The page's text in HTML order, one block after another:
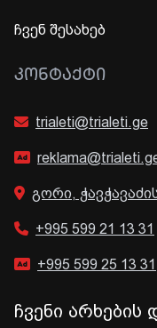
ჩვენ შესახებ
ᲙᲝᲜᲢᲐᲥᲢᲘ
trialeti@trialeti.ge
გორი,
+995 599 21 13 31
+995 599 25 13 31
ჩვენი